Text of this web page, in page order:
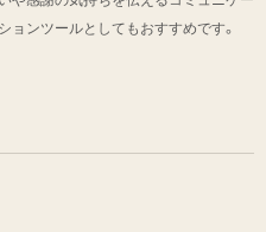
ションツールとしてもおすすめです。